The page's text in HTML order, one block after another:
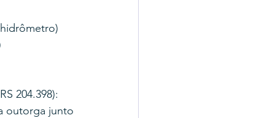
204.398):
outorga junto